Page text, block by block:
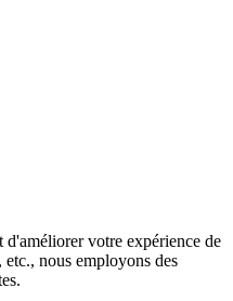
d'améliorer votre expérience de
nous employons des